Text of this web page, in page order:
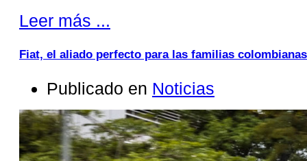
Leer más ...
Fiat, el aliado perfecto para las familias colombianas
Publicado en Noticias